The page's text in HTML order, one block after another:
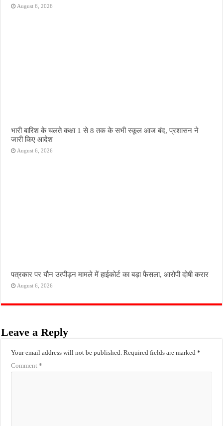
August 6, 2026
भारी बारिश के चलते कक्षा 1 से 8 तक के सभी स्कूल आज बंद, प्रशासन ने
जारी किए आदेश
August 6, 2026
पत्रकार पर यौन उत्पीड़न मामले में हाईकोर्ट का बड़ा फैसला, आरोपी दोषी करार
August 6, 2026
Leave a Reply
Your email address will not be published. Required fields are marked*
Comment*